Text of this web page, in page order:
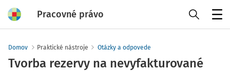
Pracovné právo
Domov Praktické nástroje Otázky a odpovede
Tvorba rezervy na nevyfakturované